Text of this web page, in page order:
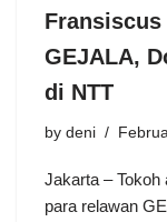
Fransiscus
GEJALA,
di NTT
by deni
Jakarta – Tokoh
para relawan